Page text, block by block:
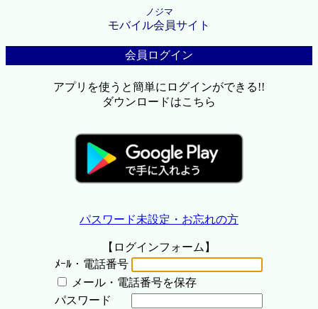
ノジマ
モバイル会員サイト
会員ログイン
アプリを使うと簡単にログインができる!!
ダウンロードはこちら
パスワード未設定・お忘れの方
【ログインフォーム】
ﾒｰﾙ・電話番号
メール・電話番号を保存
パスワード